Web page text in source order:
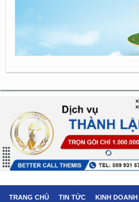
TRANG CHỦ TIN TỨC KINH DOANH